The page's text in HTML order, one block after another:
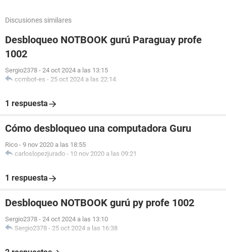
Discusiones similares
Desbloqueo NOTBOOK gurú Paraguay profe
1002
Sergio2378 - 24 oct 2024 a las 13:15
ccmbot-es - 25 oct 2024 a las 22:14
1 respuesta
Cómo desbloqueo una computadora Guru
Rico - 9 nov 2020 a las 18:55
carloslopezjurado - 10 nov 2020 a las 09:21
1 respuesta
Desbloqueo NOTBOOK gurú py profe 1002
Sergio2378 - 24 oct 2024 a las 13:10
Sergio2378 - 25 oct 2024 a las 16:38